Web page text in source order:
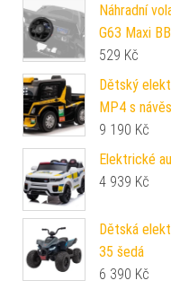
Náhradní
G63 Maxi
529 Kč
Dětský
MP4 s
9 190 Kč
Elektrické
4 939 Kč
Dětská
35 šedá
6 390 Kč